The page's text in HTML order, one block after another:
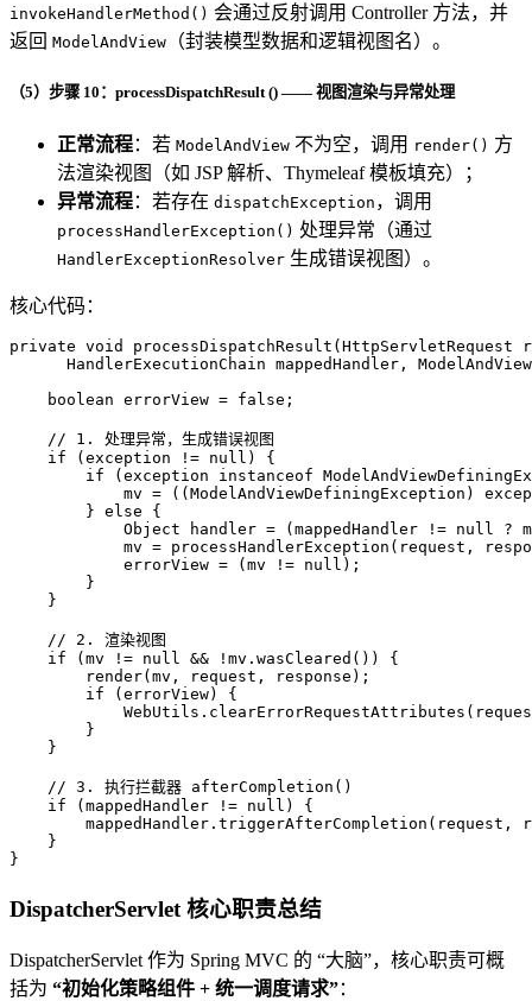
invokeHandlerMethod() 会通过反射调用 Controller 方法，并
返回 ModelAndView （封装模型数据和逻辑视图名）。
（5）步骤 10：processDispatchResult () —— 视图渲染与异常处理
正常流程：若 ModelAndView 不为空，调用 render() 方
法渲染视图（如 JSP 解析、Thymeleaf 模板填充）；
异常流程：若存在 dispatchException ，调用
processHandlerException() 处理异常（通过
HandlerExceptionResolver 生成错误视图）。
核心代码：
private void processDispatchResult (HttpServletRequest
HandlerExecutionChain mappedHandler,
boolean errorView = false ;
// 1. 处理异常，生成错误视图
if (exception != null ) {
if (exception instanceof
mv = ((ModelAndViewDefiningException)
        }
else {
Object
handler = (mappedHandler != null
?
mv = processHandlerException(request,
            errorView = (mv !=
null );
        }
    }
// 2. 渲染视图
if (mv != null
&& !mv.wasCleared()) {
        render(mv, request, response);
if (errorView) {
        }
    }
// 3. 执行拦截器 afterCompletion()
if (mappedHandler != null ) {
mappedHandler.triggerAfterCompletion(request,
    }
}
DispatcherServlet 核心职责总结
DispatcherServlet 作为 Spring MVC 的 “大脑”，核心职责可概
括为 “初始化策略组件 + 统一调度请求”：